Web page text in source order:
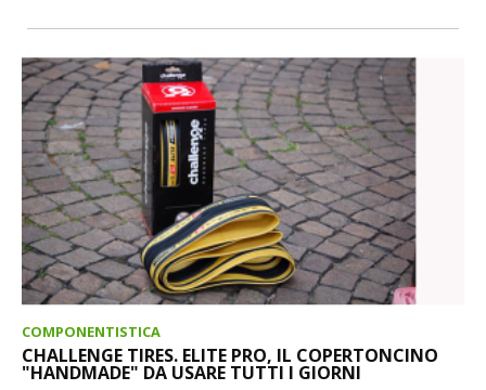
COMPONENTISTICA
CHALLENGE TIRES. ELITE PRO, IL COPERTONCINO
"HANDMADE" DA USARE TUTTI I GIORNI